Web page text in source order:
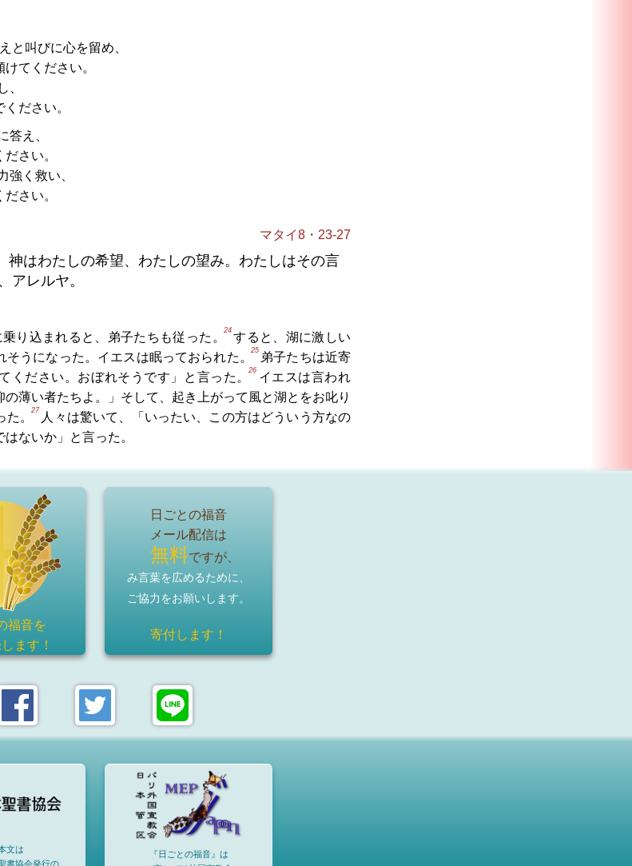
と叫びに心を留め、
てください。
、
ださい。
答え、
さい。
強く救い、
さい。
マタイ8・23-27
神はわたしの希望、わたしの望み。わたしはその言
アレルヤ。
り込まれると、弟子たちも従った。
24
すると、湖に激しい
そうになった。イエスは眠っておられた。
25
弟子たちは近寄
ください。おぼれそうです」と言った。
26
イエスは言われ
薄い者たちよ。」そして、起き上がって風と湖とをお叱り
た。
27
人々は驚いて、「いったい、この方はどういう方なの
ないか」と言った。
福音を
します！
日ごとの福音
メール配信は
無料ですが、
み言葉を広めるために、
ご協力をお願いします。
寄付します！
文は
書協会発行の
『日ごとの福音』は